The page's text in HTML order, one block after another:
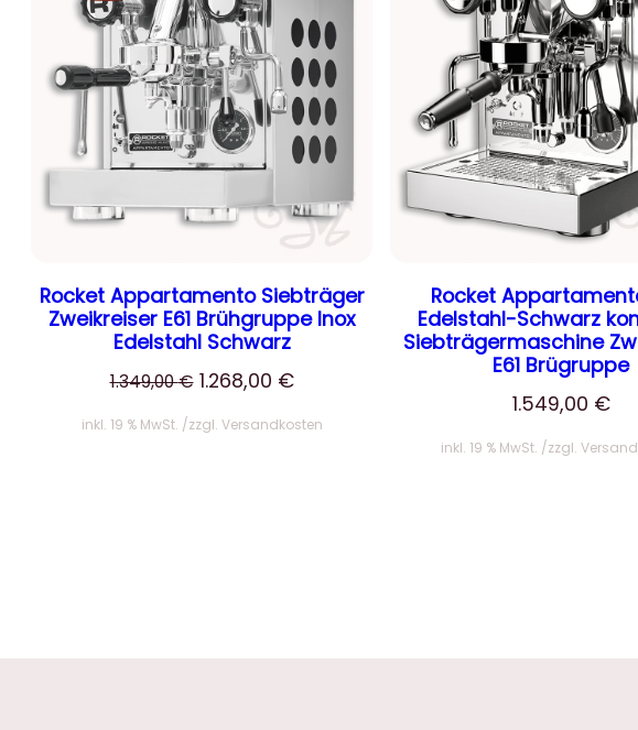
Im
Angebot
Rocket Appartamento Siebträger
Zweikreiser E61 Brühgruppe Inox
Edelstahl Schwarz
1.349,00€ Ursprünglicher
war:
1.268,00 €Aktueller
ist:
inkl. 19 % MwSt. zzgl. Versandkosten
Rocket
Edelstahl-Schwarz
Siebträgermaschine
E61 Brügruppe
1.549,00 €
inkl. 19 % MwSt. zzgl.